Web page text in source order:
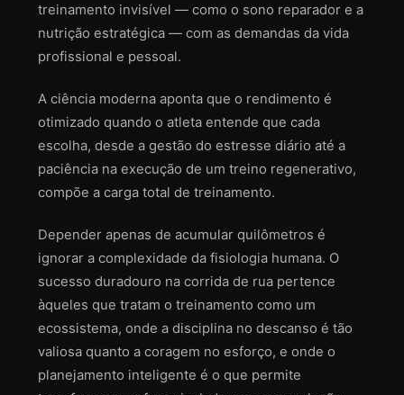
treinamento invisível — como o sono reparador e a
nutrição estratégica — com as demandas da vida
profissional e pessoal.
A ciência moderna aponta que o rendimento é
otimizado quando o atleta entende que cada
escolha, desde a gestão do estresse diário até a
paciência na execução de um treino regenerativo,
compõe a carga total de treinamento.
Depender apenas de acumular quilômetros é
ignorar a complexidade da fisiologia humana. O
sucesso duradouro na corrida de rua pertence
àqueles que tratam o treinamento como um
ecossistema, onde a disciplina no descanso é tão
valiosa quanto a coragem no esforço, e onde o
planejamento inteligente é o que permite